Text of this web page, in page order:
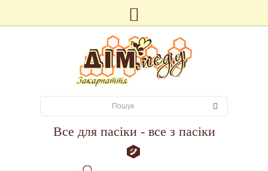
Все для пасіки - все з пасіки